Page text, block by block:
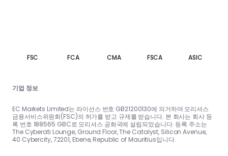
FSC FCA CMA FSCA ASIC
기업 정보
EC Markets Limited는 라이선스 번호 GB21200130에 의거하여 모리셔스
금융서비스위원회(FSC)의 허가를 받고 규제를 받습니다. 본 회사는 회사 등
록 번호 188565 GBC로 모리셔스 공화국에 설립되었습니다. 등록 주소는
The Cyberati Lounge, Ground Floor, The Catalyst, Silicon Avenue,
40 Cybercity, 72201, Ebene, Republic of Mauritius입니다.